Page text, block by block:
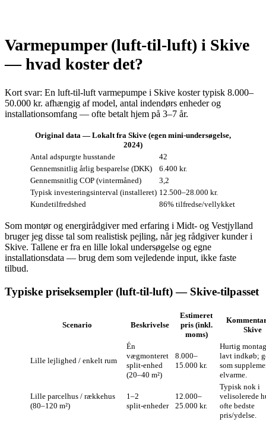
Varmepumper (luft-til-luft) i Skive
— hvad koster det?
Kort svar: En luft‑til‑luft varmepumpe i Skive koster typisk 8.000–
50.000 kr. afhængig af model, antal indendørs enheder og
installationsomfang — ofte betalt hjem på 3–7 år.
Original data — Lokalt fra Skive (egen mini‑undersøgelse,
2024)
Antal adspurgte husstande
42
Gennemsnitlig årlig besparelse (DKK)
6.400 kr.
Gennemsnitlig COP (vintermåned)
3,2
Typisk investeringsinterval (installeret) 12.500–28.000 kr.
Kundetilfredshed
86% tilfredse/vellykket
Som montør og energirådgiver med erfaring i Midt- og Vestjylland
bruger jeg disse tal som realistisk pejling, når jeg rådgiver kunder i
Skive. Tallene er fra en lille lokal undersøgelse og egne
installationsdata — brug dem som vejledende input, ikke faste
tilbud.
Typiske priseksempler (luft‑til‑luft) — Skive‑tilpasset
Scenario Beskrivelse
Estimeret
pris (inkl.
moms)
Skive
Lille lejlighed / enkelt rum
Én
vægmonteret
split‑enhed
(20–40 m²)
8.000–
15.000 kr.
Hurtig
lavt indkøb;
som
elvarme.
Lille parcelhus / rækkehus
(80–120 m²)
1–2
split‑enheder
12.000–
25.000 kr.
Typisk nok i
velisolerede
ofte bedste
pris/ydelse.